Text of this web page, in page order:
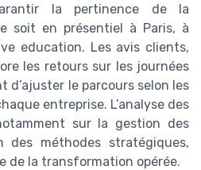
la pertinence de la
soit en présentiel à Paris, à
education. Les avis clients,
les retours sur les journées
le parcours selon les
entreprise. L’analyse des
sur la gestion des
des méthodes stratégiques,
de la transformation opérée.